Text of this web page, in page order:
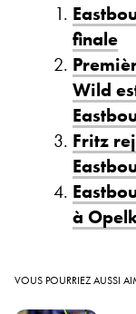
finale
Wild
Fritz
à
VOUS POURRIEZ AUSSI